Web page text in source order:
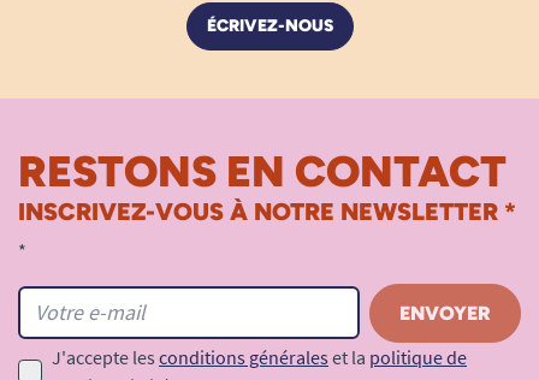
l’enfant récalcitrant, du fait de sa douceur
et de sa neutralité sensorielle.
fréquent
pour les professionnels : médecins, infirmiers
scolaires, pédiatres, écoles, crèches ou
demandes du quotidien et contribue à une
organisation optimale du cabinet ou de la
structure de soins. Son format économique
ÉCRIVEZ-NOUS
RESTONS EN CONTACT
INSCRIVEZ-VOUS À NOTRE NEWSLETTER *
*
J'accepte les conditions générales et la politique de